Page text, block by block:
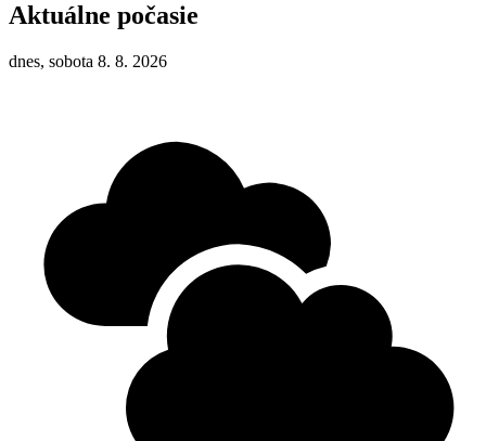
Aktuálne počasie
dnes, sobota 8. 8. 2026